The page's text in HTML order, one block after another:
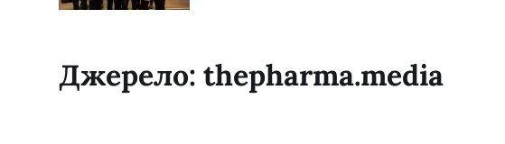
Джерело: thepharma.media